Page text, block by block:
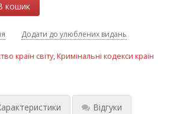
кошик
Додати до улюблених видань
країн світу,Кримінальні кодекси країн
Відгуки